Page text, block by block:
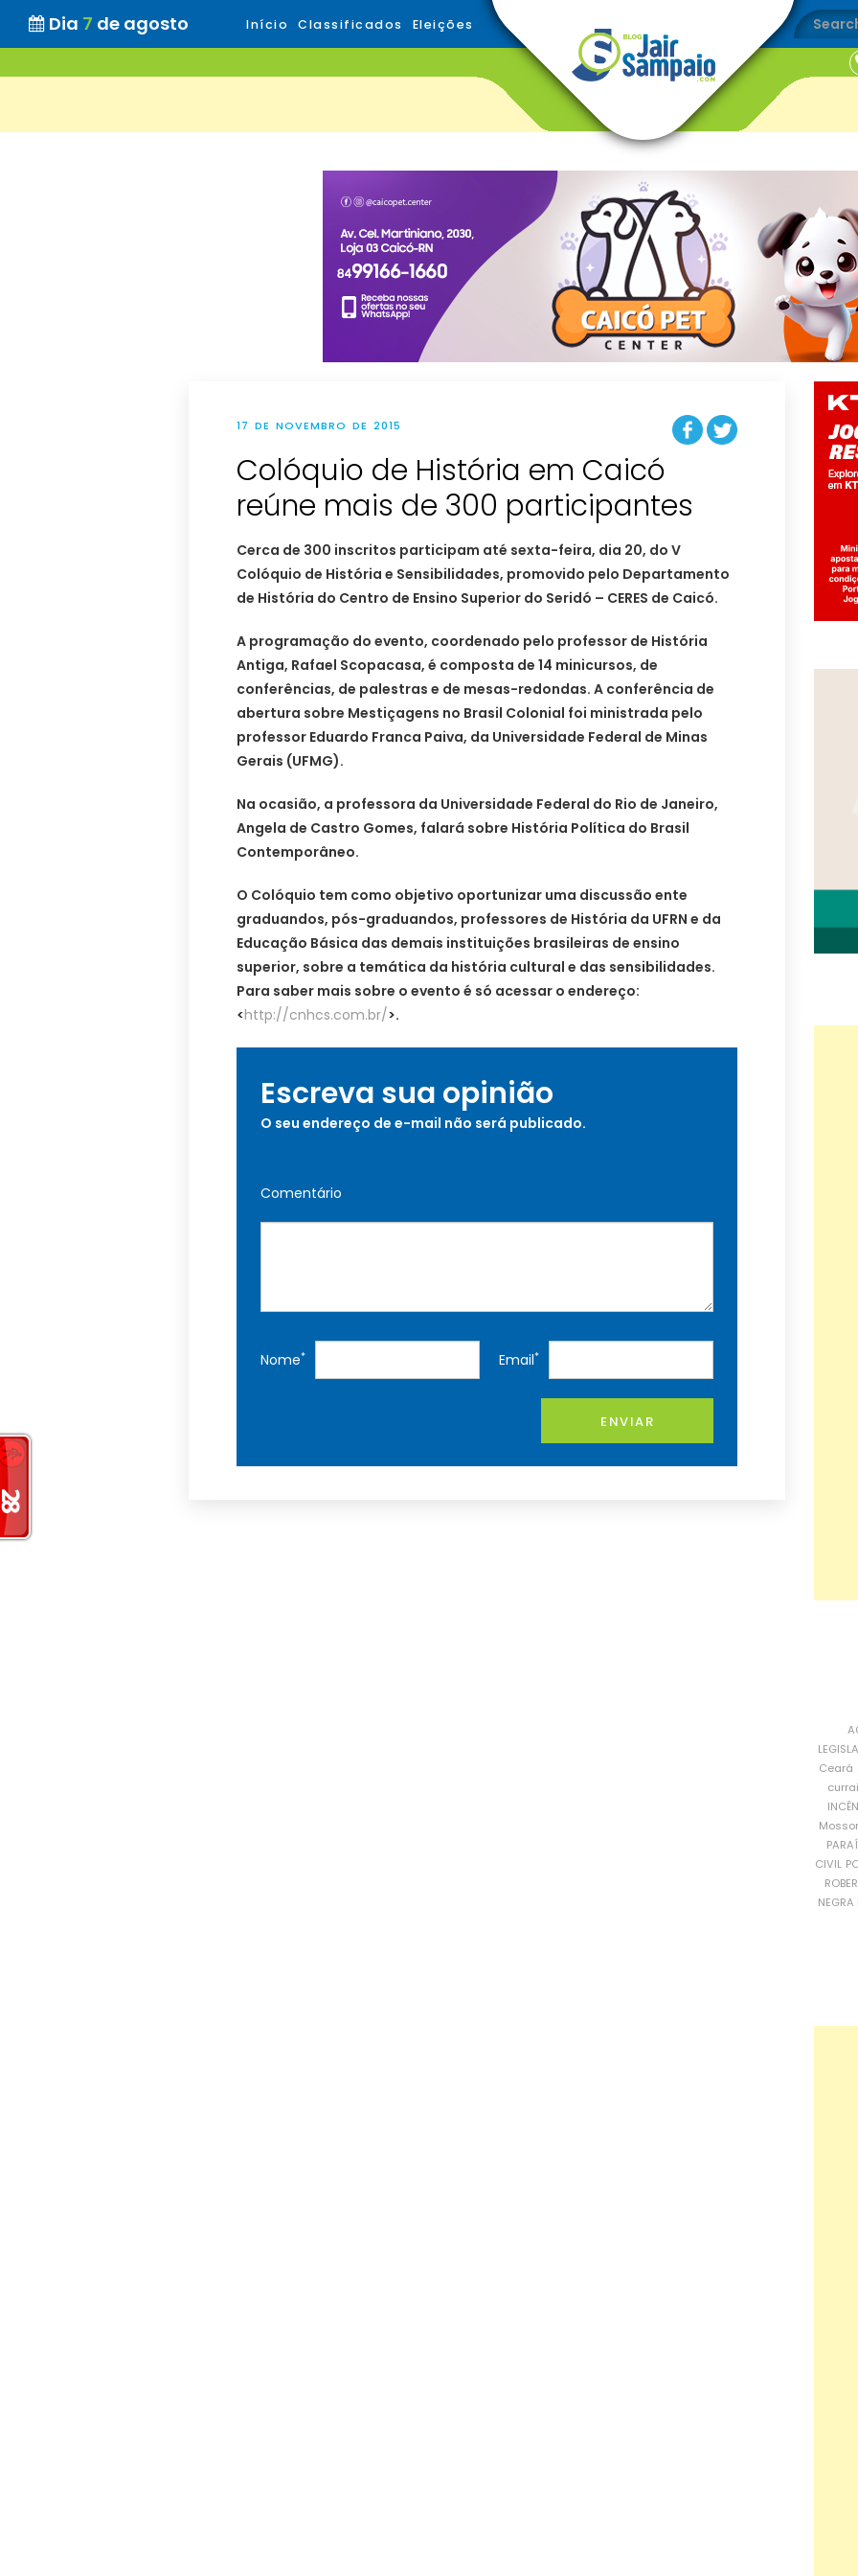
Dia 7 de agosto Início Classificados Eleições
17 DE NOVEMBRO DE 2015
Colóquio de História em Caicó
reúne mais de 300 participantes
Cerca de 300 inscritos participam até sexta-feira, dia 20, do V
Colóquio de História e Sensibilidades, promovido pelo Departamento
de História do Centro de Ensino Superior do Seridó – CERES de Caicó.
A programação do evento, coordenado pelo professor de História
Antiga, Rafael Scopacasa, é composta de 14 minicursos, de
conferências, de palestras e de mesas-redondas. A conferência de
abertura sobre Mestiçagens no Brasil Colonial foi ministrada pelo
professor Eduardo Franca Paiva, da Universidade Federal de Minas
Gerais (UFMG).
Na ocasião, a professora da Universidade Federal do Rio de Janeiro,
Angela de Castro Gomes, falará sobre História Política do Brasil
Contemporâneo.
O Colóquio tem como objetivo oportunizar uma discussão ente
graduandos, pós-graduandos, professores de História da UFRN e da
Educação Básica das demais instituições brasileiras de ensino
superior, sobre a temática da história cultural e das sensibilidades.
Para saber mais sobre o evento é só acessar o endereço:
<http://cnhcs.com.br/>.
Escreva sua opinião
O seu endereço de e-mail não será publicado.
Comentário
Nome* Email*
ENVIAR
Ceará
CIVIL
NEGRA